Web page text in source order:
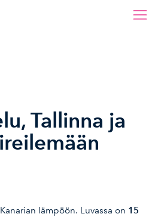
Tallinna ja
lämpöön. Luvassa on 15